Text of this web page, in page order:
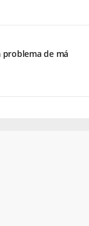
problema de má